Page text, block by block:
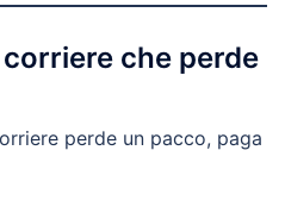
che perde
perde un pacco, paga